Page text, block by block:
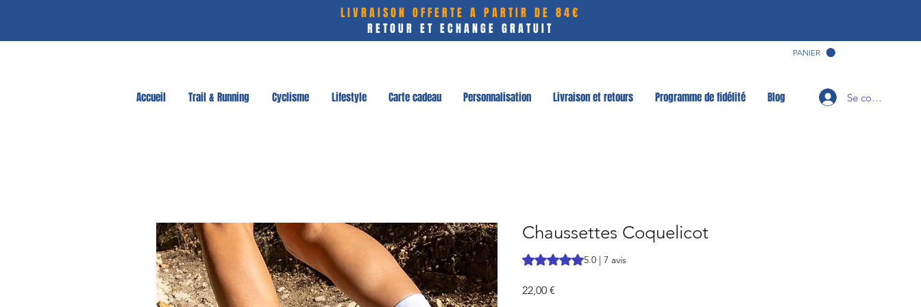
PANIER
LIVRAISON OFFERTE A PARTIR DE 84€
RETOUR ET ECHANGE GRATUIT
Accueil Trail & Running Cyclisme Lifestyle Carte cadeau Personnalisation Livraison et retours Programme de fidélité Blog Se connecter
Chaussettes Coquelicot
La note est de 5.0 sur cinq étoiles selon 7 avis
5.0 | 7 avis
22,00 €